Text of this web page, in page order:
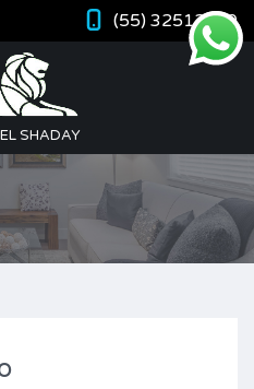
(55) 32512420
SHADAY